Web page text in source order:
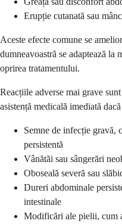
Erupție cutanată sau
Aceste efecte comune se
dumneavoastră se adaptează la
oprirea tratamentului.
Reacțiile adverse mai grave
asistență medicală imediată
Semne de infecție gravă,
persistentă
Vânătăi sau sângerări
Oboseală severă sau
Dureri abdominale
intestinale
Modificări ale pielii, cum